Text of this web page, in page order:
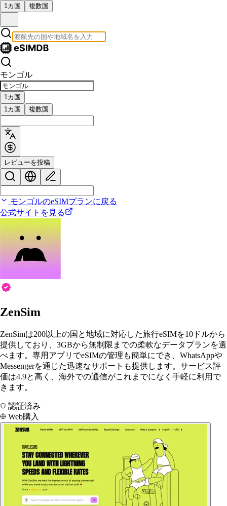
1カ国 複数国
モンゴル
1カ国
1カ国
複数国
レビューを投稿
モンゴルのeSIMプランに戻る
公式サイトを見る
ZenSim
ZenSimは200以上の国と地域に対応した旅行eSIMを10ドルから
提供しており、3GBから無制限までの柔軟なデータプランを選
べます。専用アプリでeSIMの管理も簡単にでき、WhatsAppや
Messengerを通じた迅速なサポートも提供します。サービス評
価は4.9と高く、海外での通信がこれまでになく手軽に利用で
きます。
認証済み
Web購入